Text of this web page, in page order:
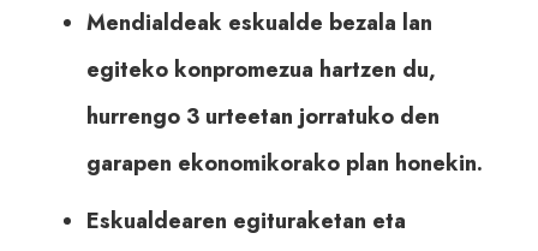
Mendialdeak eskualde bezala lan
egiteko konpromezua hartzen du,
hurrengo 3 urteetan jorratuko den
garapen ekonomikorako plan honekin.
Eskualdearen egituraketan eta